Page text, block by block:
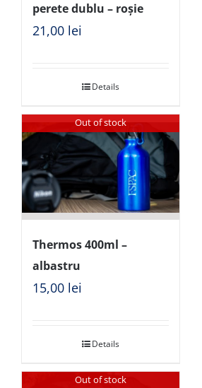
perete dublu – roșie
21,00 lei
Details
Out of stock
Thermos 400ml –
albastru
15,00 lei
Details
Out of stock